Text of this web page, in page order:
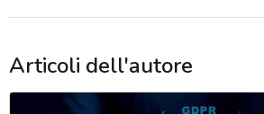
Articoli dell'autore